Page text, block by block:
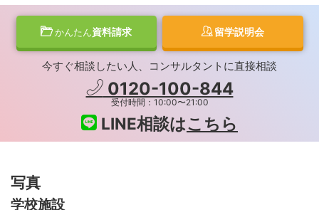
かんたん資料請求 留学説明会
今すぐ相談したい人、コンサルタントに直接相談
0120-100-844
受付時間：10:00〜21:00
LINE相談はこちら
写真
学校施設